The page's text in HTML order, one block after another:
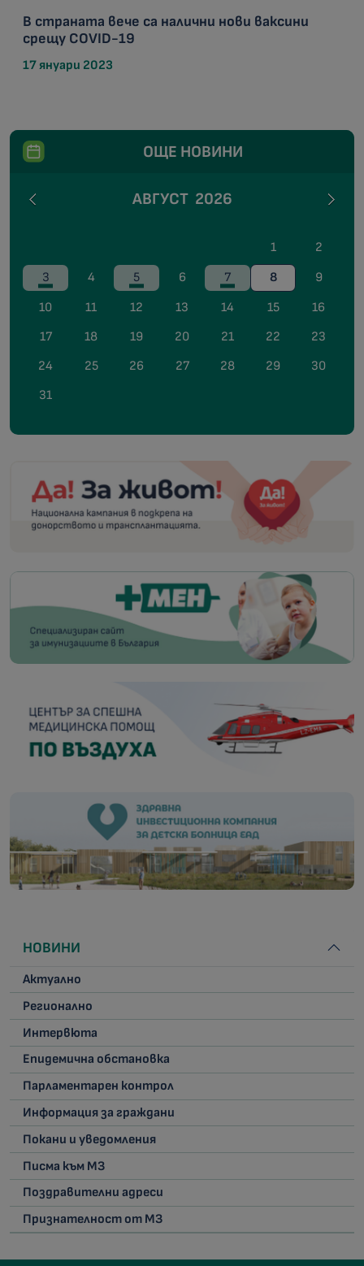
В страната вече са налични нови ваксини
срещу COVID-19
17 януари 2023
ОЩЕ НОВИНИ
АВГУСТ 2026
1
2
3
4 5 6 7 8
9
10
11 12 13 14 15
16
17
18 19 20 21 22
23
24
25 26 27 28 29
30
31
НОВИНИ
Актуално
Регионално
Интервюта
Епидемична обстановка
Парламентарен контрол
Информация за граждани
Покани и уведомления
Писма към МЗ
Поздравителни адреси
Признателност от МЗ